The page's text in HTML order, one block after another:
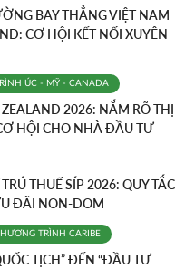
BAY THẲNG VIỆT NAM
CƠ HỘI KẾT NỐI XUYÊN
ÚC - MỸ - CANADA
2026: NẮM RÕ THỊ
HỘI CHO NHÀ ĐẦU TƯ
THUẾ SÍP 2026: QUY TẮC
ĐÃI NON-DOM
TRÌNH CARIBE
TỊCH” ĐẾN “ĐẦU TƯ